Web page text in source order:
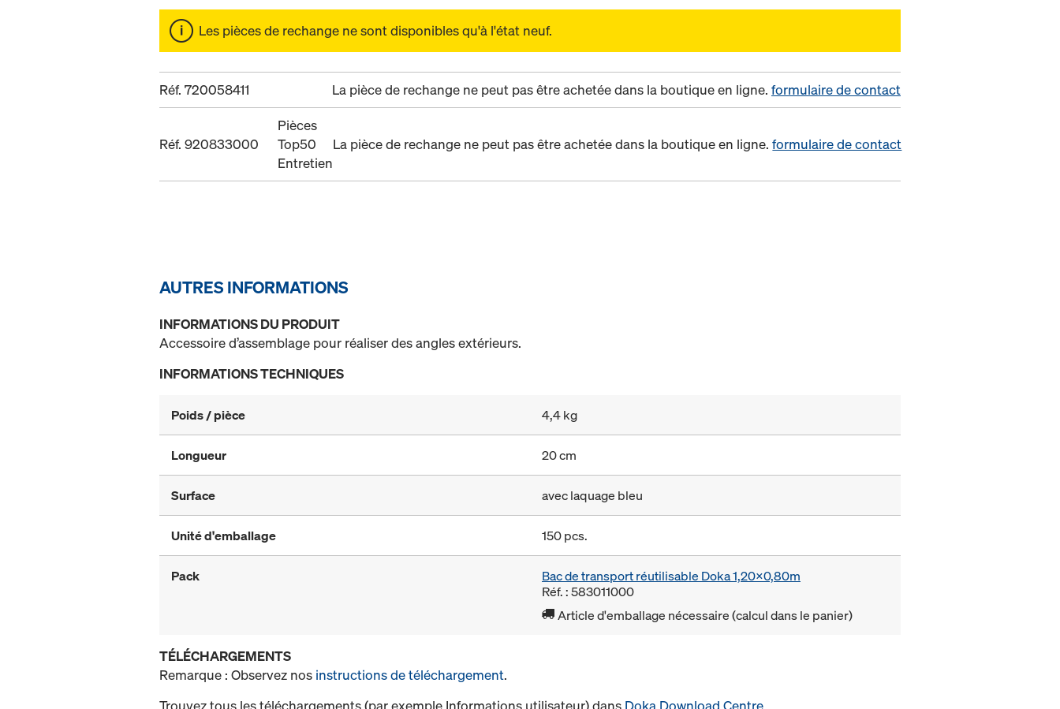
Les pièces de rechange ne sont disponibles qu'à l'état neuf.
Réf. 720058411 La pièce de rechange ne peut pas être achetée dans la boutique en ligne. formulaire de contact
Réf. 920833000
Pièces
Top50
Entretien
La pièce de rechange ne peut pas être achetée dans la boutique en ligne.formulaire de contact
AUTRES INFORMATIONS
INFORMATIONS DU PRODUIT
Accessoire d’assemblage pour réaliser des angles extérieurs.
INFORMATIONS TECHNIQUES
Poids / pièce 4,4 kg
Longueur 20 cm
Surface avec laquage bleu
Unité d'emballage 150 pcs.
Pack
Bac de transport réutilisable Doka 1,20x0,80m
Réf. : 583011000
Article d'emballage nécessaire (calcul dans le panier)
TÉLÉCHARGEMENTS
Remarque : Observez nos instructions de téléchargement.